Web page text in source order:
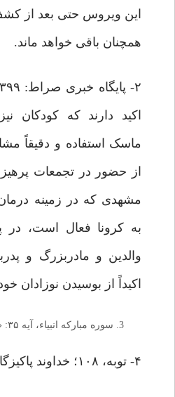
این ویروس حتی بعد از
همچنان باقی خواهد ماند.
اکید دارند که کودکان
ماسک استفاده و دقیقاً
از حضور در تجمعات
مشهدی که در زمینه‌ درمان
به کرونا فعال است، در
والدین و مادربزرگ و
اکیداً از بوسیدن نوزادان
سوره مبارکه انبیاء، آیه ۳۵: «وَنَبْلُوکُمْ بِالشَّرِّ وَالْخَیْرِ فِتْنَهً».
۴- توبه، ۱۰۸؛ خداوند پاکیزگان را دوست دارد.